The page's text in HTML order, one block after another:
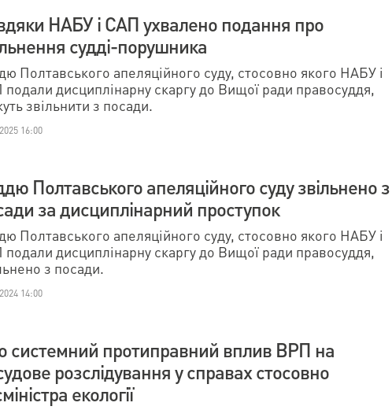
НАБУ і САП ухвалено подання про
судді-порушника
Полтавського апеляційного суду, стосовно якого НАБУ і
дисциплінарну скаргу до Вищої ради правосуддя,
звільнити з посади.
16:00
Полтавського апеляційного суду звільнено з
за дисциплінарний проступок
Полтавського апеляційного суду, стосовно якого НАБУ і
дисциплінарну скаргу до Вищої ради правосуддя,
з посади.
14:00
системний протиправний вплив ВРП на
розслідування у справах стосовно
екології